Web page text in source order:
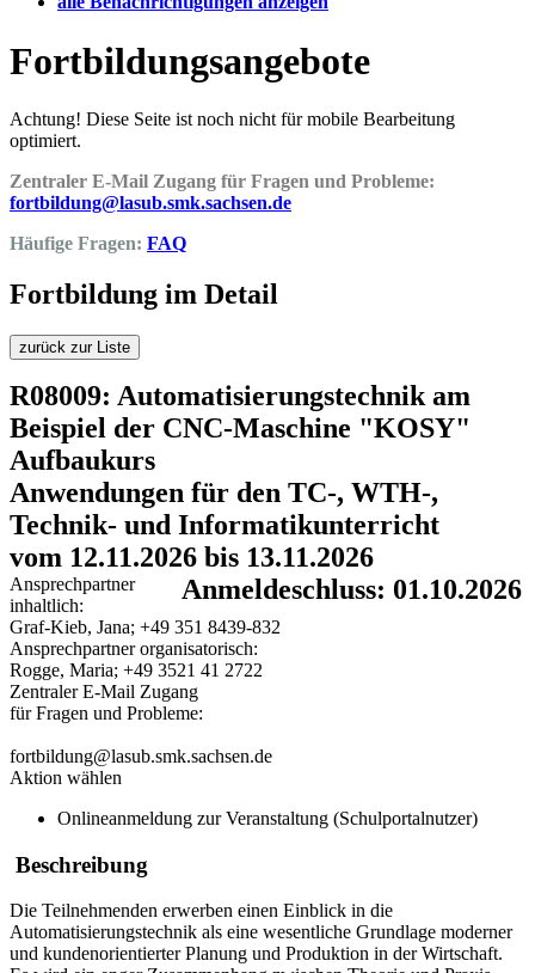
Fortbildungsangebote
Achtung! Diese Seite ist noch nicht für mobile Bearbeitung
optimiert.
Zentraler E-Mail Zugang für Fragen und Probleme:
fortbildung@lasub.smk.sachsen.de
Häufige Fragen: FAQ
Fortbildung im Detail
zurück zur Liste
R08009: Automatisierungstechnik am
Beispiel der CNC-Maschine "KOSY"
Aufbaukurs
Anwendungen für den TC-, WTH-,
Technik- und Informatikunterricht
vom 12.11.2026 bis 13.11.2026
Anmeldeschluss: 01.10.2026
Ansprechpartner
inhaltlich:
Graf-Kieb, Jana; +49 351 8439-832
Ansprechpartner organisatorisch:
Rogge, Maria; +49 3521 41 2722
Zentraler E-Mail Zugang
für Fragen und Probleme:
fortbildung@lasub.smk.sachsen.de
Aktion wählen
Onlineanmeldung zur Veranstaltung (Schulportalnutzer)
Beschreibung
Die Teilnehmenden erwerben einen Einblick in die
Automatisierungstechnik als eine wesentliche Grundlage moderner
und kundenorientierter Planung und Produktion in der Wirtschaft.